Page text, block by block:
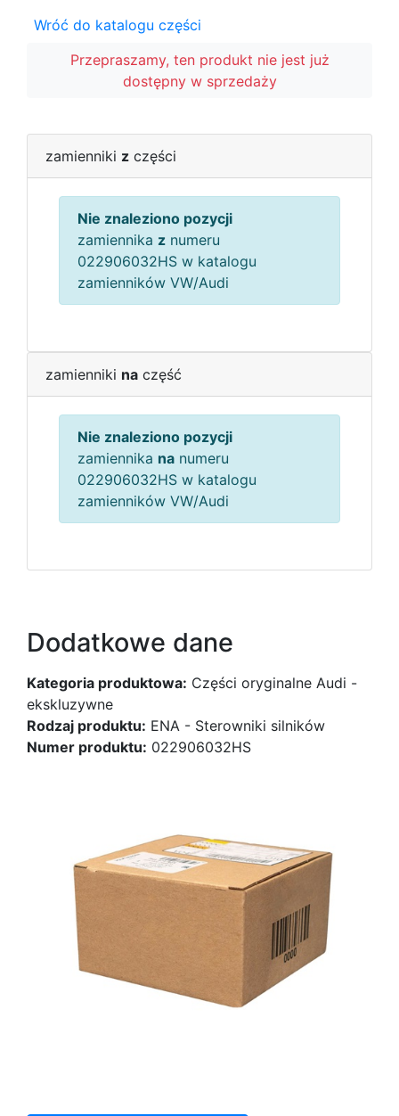
Wróć do katalogu części
Przepraszamy, ten produkt nie jest już
dostępny w sprzedaży
zamienniki z części
Nie znaleziono pozycji
zamiennika z numeru
022906032HS w katalogu
zamienników VW/Audi
zamienniki na część
Nie znaleziono pozycji
zamiennika na numeru
022906032HS w katalogu
zamienników VW/Audi
Dodatkowe dane
Kategoria produktowa: Części oryginalne Audi -
ekskluzywne
Rodzaj produktu: ENA - Sterowniki silników
Numer produktu: 022906032HS